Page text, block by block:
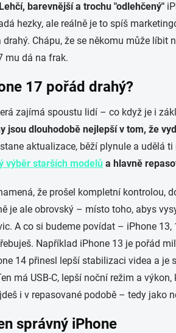
Lehčí, barevnější a trochu "odlehčený"
hezky, ale reálně je to spíš
Chápu, že se někomu může líbit
mu dá na frak.
17 pořád drahý?
zajímá spoustu lidí – co když je i
jsou dlouhodobě nejlepší v tom, že
aktualizace, běží plynule a udělá
výběr starších modelů a hlavně
že prošel kompletní kontrolou,
je ale obrovský – místo toho, abys
A co si budeme povídat – iPhone
Například iPhone 13 je pořád
14 přinesl lepší stabilizaci videa a je
má USB-C, lepší noční režim a
i v repasované podobě – tedy jako
správný iPhone